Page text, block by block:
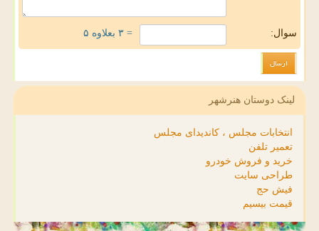
سوال: = ۳ بعلاوه ۵
لینک دوستان هنرشهر
انتخابات مجلس ، کاندیدای مجلس
تعمیر تلفن
خرید و فروش خودرو
طراحی سایت
فیش حج
قیمت بیسیم